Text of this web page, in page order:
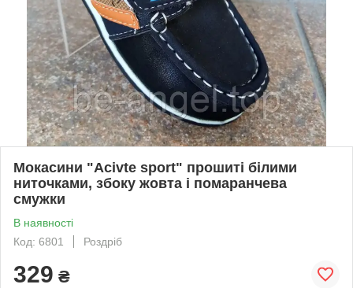
Мокасини "Acivte sport" прошиті білими
ниточками, збоку жовта і помаранчева
смужки
В наявності
Код: 6801
Роздріб
329 ₴